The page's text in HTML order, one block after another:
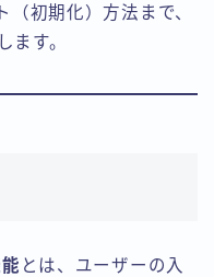
初期化）方法まで、
ます。
とは、ユーザーの入